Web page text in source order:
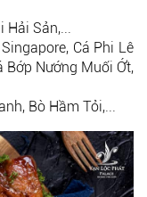
Sản,...
Cá Phi Lê
Bớp Nướng Muối Ớt,
Bò Hầm Tỏi,...